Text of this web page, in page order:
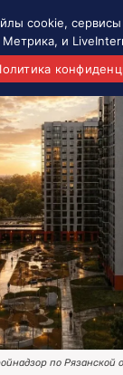
и области
ТВ
7инфо
по Рязанской
cookie,
Метрика, и